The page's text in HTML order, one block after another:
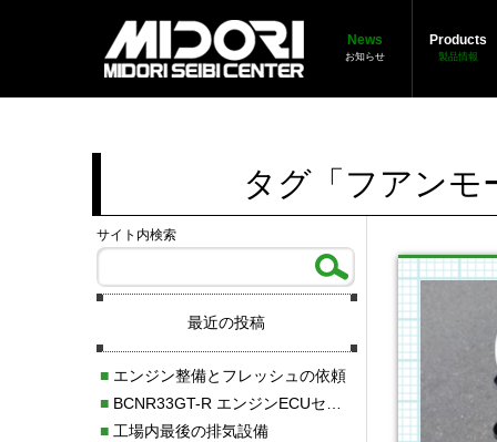
News
お知らせ
Products
製品情報
タグ「フアンモ
サイト内検索
最近の投稿
■エンジン整備とフレッシュの依頼
■BCNR33GT-R エンジンECUセッティング調整
■工場内最後の排気設備